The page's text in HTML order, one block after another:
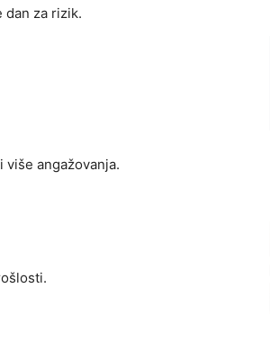
dan za rizik.
angažovanja.